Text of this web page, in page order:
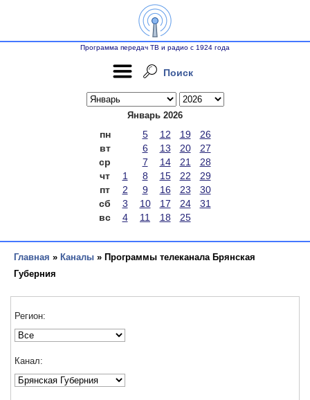
Программа передач ТВ и радио с 1924 года
Поиск
Январь 2026
пн 5 12 19
26
вт
6 13 20
27
ср
7 14 21
28
чт
1 8 15 22
29
пт
2 9 16 23
30
сб
3 10 17 24
31
вс
4 11 18 25
Главная » Каналы » Программы телеканала Брянская
Губерния
Регион:
Канал: